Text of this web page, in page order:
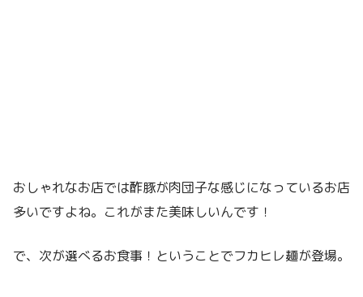
おしゃれなお店では酢豚が肉団子な感じになっているお店
多いですよね。これがまた美味しいんです！
で、次が選べるお食事！ということでフカヒレ麺が登場。